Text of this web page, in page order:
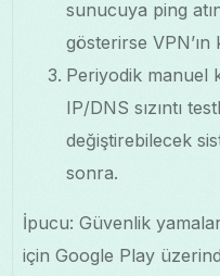
sunucuya ping
gösterirse VPN’ın
Periyodik manuel
IP/DNS sızıntı
değiştirebilecek
sonra.
İpucu: Güvenlik
için Google Play